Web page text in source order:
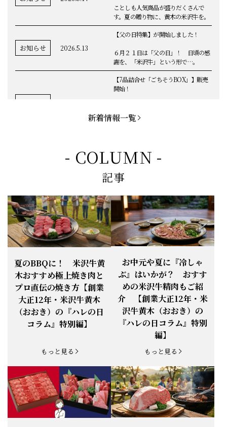
ことしも人気商品が盛りだくさんで
す。夏の贈り物に、黄木の米沢牛を。
お知らせ 2026.5.13
【父の日特集】が開始しました！
６月２１日は「父の日」！ 日頃の感
謝を、「米沢牛」という形で…。
【7品詰合せ「ごちそうBOX」】販売
開始！
ンチカツ」など、黄木の自慢が詰まっ
てます。
【BBQ(バーベキュー)特集】これから
の時期にぴったりなBBQにオススメな
米沢牛の商品をご紹介いたします。今
回限定のBBQセットや、定番部位のお
すすめ商品もございます！
お知らせ 2026.4.13
【母の日】5月10日の母の日に、
「『ありがとう』の気持ち」をお贈り
できます。
お知らせ 2026.1.25
【ご注意】1月27日（火）は終日、お
電話・FAXが繋がりません（8:30〜
18:00）
お知らせ 2026.1.20
【恵方巻】今年の2月3日は、『米沢牛
恵方巻』を！
お知らせ 2026.1.15
【新商品】『米沢牛だし茶漬け』発売
お知らせ 2025.11.3 「黄木の御歳暮」早割開始！
お知らせ 2025.9.13 「秋分の日」定休日変更のお知らせ
お知らせ 2025.6.16 新登場！一膳ご飯
新着情報一覧
- COLUMN -
記事
夏のBBQに！ 米沢牛黄
木おすすめ極上焼き肉と
プロ直伝の焼き方【創業
大正12年・米沢牛黄木
（おおき）の『ハレの日
コラム』特別編】
もっと見る
お中元や夏に『冷しゃ
ぶ』はいかが？ おすす
めの米沢牛精肉もご紹
介 【創業大正12年・米
沢牛黄木（おおき）の
『ハレの日コラム』特別
編】
もっと見る